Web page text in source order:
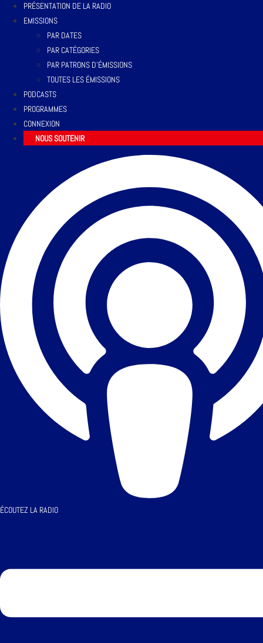
PRÉSENTATION DE LA RADIO
EMISSIONS
PAR DATES
PAR CATÉGORIES
PAR PATRONS D’ÉMISSIONS
TOUTES LES ÉMISSIONS
PODCASTS
PROGRAMMES
CONNEXION
NOUS SOUTENIR
ÉCOUTEZ LA RADIO